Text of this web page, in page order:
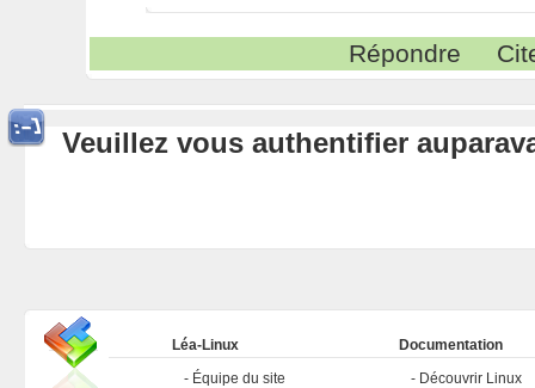
Répondre
Veuillez vous authentifier
Léa-Linux
Équipe du site
Documentation
Découvrir Linux